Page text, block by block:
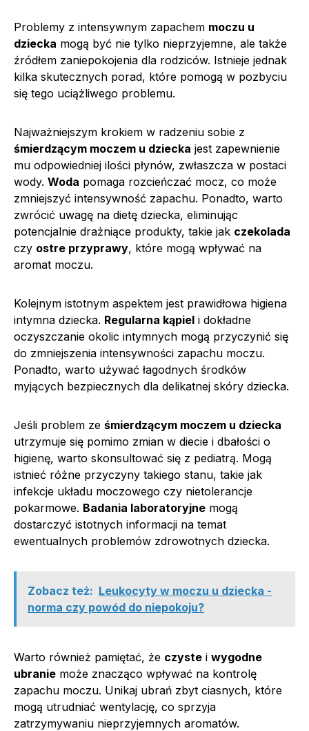
Problemy z intensywnym zapachem moczu u
dziecka mogą być nie tylko nieprzyjemne, ale także
źródłem zaniepokojenia dla rodziców. Istnieje jednak
kilka skutecznych porad, które pomogą w pozbyciu
się tego uciążliwego problemu.
Najważniejszym krokiem w radzeniu sobie z
śmierdzącym moczem u dziecka jest zapewnienie
mu odpowiedniej ilości płynów, zwłaszcza w postaci
wody. Woda pomaga rozcieńczać mocz, co może
zmniejszyć intensywność zapachu. Ponadto, warto
zwrócić uwagę na dietę dziecka, eliminując
potencjalnie drażniące produkty, takie jak czekolada
czy ostre przyprawy, które mogą wpływać na
aromat moczu.
Kolejnym istotnym aspektem jest prawidłowa higiena
intymna dziecka. Regularna kąpiel i dokładne
oczyszczanie okolic intymnych mogą przyczynić się
do zmniejszenia intensywności zapachu moczu.
Ponadto, warto używać łagodnych środków
myjących bezpiecznych dla delikatnej skóry dziecka.
Jeśli problem ze śmierdzącym moczem u dziecka
utrzymuje się pomimo zmian w diecie i dbałości o
higienę, warto skonsultować się z pediatrą. Mogą
istnieć różne przyczyny takiego stanu, takie jak
infekcje układu moczowego czy nietolerancje
pokarmowe. Badania laboratoryjne mogą
dostarczyć istotnych informacji na temat
ewentualnych problemów zdrowotnych dziecka.
Zobacz też: Leukocyty w moczu u dziecka -
norma czy powód do niepokoju?
Warto również pamiętać, że czyste i wygodne
ubranie może znacząco wpływać na kontrolę
zapachu moczu. Unikaj ubrań zbyt ciasnych, które
mogą utrudniać wentylację, co sprzyja
zatrzymywaniu nieprzyjemnych aromatów.